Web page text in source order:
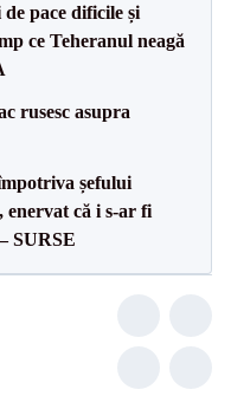
pace dificile și
ce Teheranul neagă
rusesc asupra
șefului
enervat că i s-ar fi
SURSE